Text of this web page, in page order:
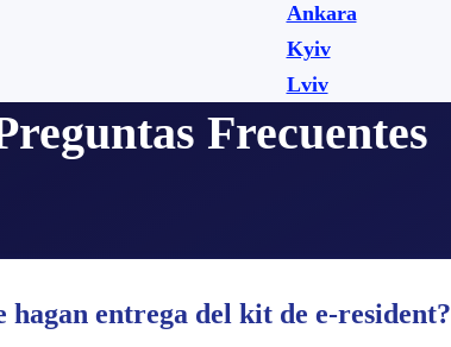
Ankara
Kyiv
Lviv
Frecuentes
entrega del kit de e-resident?